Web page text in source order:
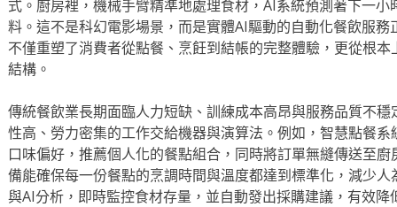
式。廚房裡，機械手臂精準地處理食材，AI系統預測著下一
料。這不是科幻電影場景，而是實體AI驅動的自動化餐飲服
不僅重塑了消費者從點餐、烹飪到結帳的完整體驗，更從根
結構。
傳統餐飲業長期面臨人力短缺、訓練成本高昂與服務品質不
性高、勞力密集的工作交給機器與演算法。例如，智慧點餐
口味偏好，推薦個人化的餐點組合，同時將訂單無縫傳送至
備能確保每一份餐點的烹調時間與溫度都達到標準化，減少
與AI分析，即時監控食材存量，並自動發出採購建議，有效降